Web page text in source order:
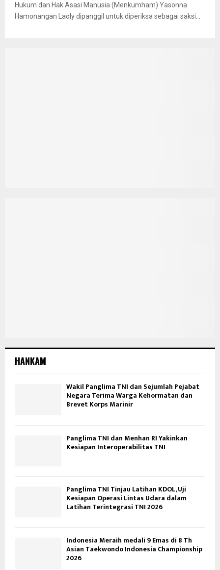
Hukum dan Hak Asasi Manusia (Menkumham) Yasonna
Hamonangan Laoly dipanggil untuk diperiksa sebagai saksi...
HANKAM
Wakil Panglima TNI dan Sejumlah Pejabat
Negara Terima Warga Kehormatan dan
Brevet Korps Marinir
Panglima TNI dan Menhan RI Yakinkan
Kesiapan Interoperabilitas TNI
Panglima TNI Tinjau Latihan KDOL, Uji
Kesiapan Operasi Lintas Udara dalam
Latihan Terintegrasi TNI 2026
Indonesia Meraih medali 9 Emas di 8 Th
Asian Taekwondo Indonesia Championship
2026